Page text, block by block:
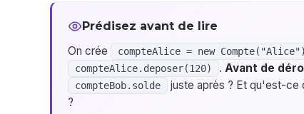
Prédisez avant de lire
On crée
compteAlice = new Compte("Alice")
compteAlice.deposer(120) . Avant de
compteBob.solde
juste après ? Et qu'est-ce
?